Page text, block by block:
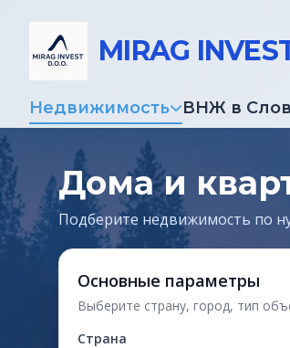
MIRAG
Недвижимость ВНЖ в
Дома и
Подберите недвижимость по
Основные параметры
Выберите страну, город, тип
Страна